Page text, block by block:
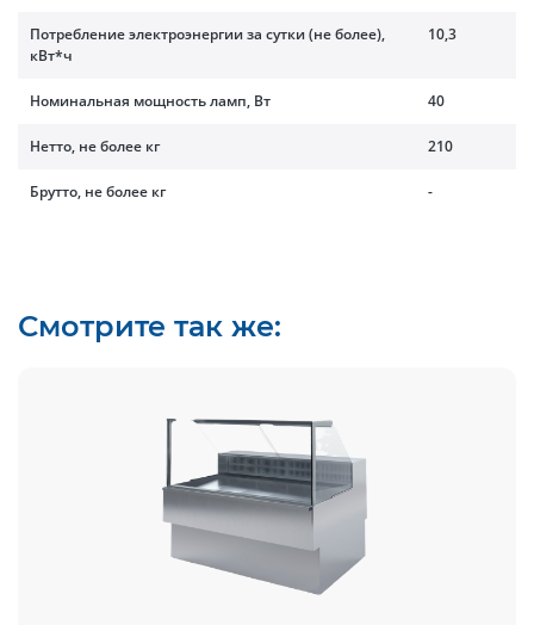
Потребление электроэнергии за сутки (не более),
кВт*ч
10,3
Номинальная мощность ламп, Вт 40
Нетто, не более кг 210
Брутто, не более кг -
Смотрите так же: